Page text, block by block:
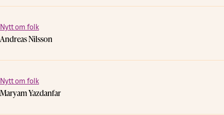
Nytt om folk
Andreas Nilsson
Nytt om folk
Maryam Yazdanfar